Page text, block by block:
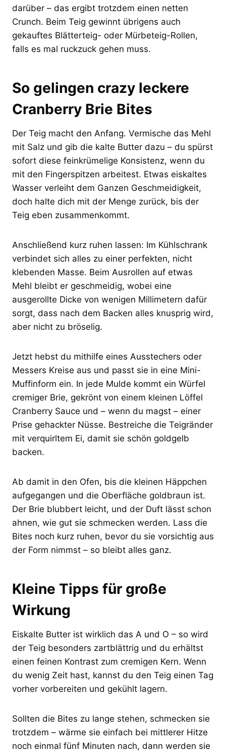
darüber – das ergibt trotzdem einen netten
Crunch. Beim Teig gewinnt übrigens auch
gekauftes Blätterteig- oder Mürbeteig-Rollen,
falls es mal ruckzuck gehen muss.
So gelingen crazy leckere
Cranberry Brie Bites
Der Teig macht den Anfang. Vermische das Mehl
mit Salz und gib die kalte Butter dazu – du spürst
sofort diese feinkrümelige Konsistenz, wenn du
mit den Fingerspitzen arbeitest. Etwas eiskaltes
Wasser verleiht dem Ganzen Geschmeidigkeit,
doch halte dich mit der Menge zurück, bis der
Teig eben zusammenkommt.
Anschließend kurz ruhen lassen: Im Kühlschrank
verbindet sich alles zu einer perfekten, nicht
klebenden Masse. Beim Ausrollen auf etwas
Mehl bleibt er geschmeidig, wobei eine
ausgerollte Dicke von wenigen Millimetern dafür
sorgt, dass nach dem Backen alles knusprig wird,
aber nicht zu bröselig.
Jetzt hebst du mithilfe eines Ausstechers oder
Messers Kreise aus und passt sie in eine Mini-
Muffinform ein. In jede Mulde kommt ein Würfel
cremiger Brie, gekrönt von einem kleinen Löffel
Cranberry Sauce und – wenn du magst – einer
Prise gehackter Nüsse. Bestreiche die Teigränder
mit verquirltem Ei, damit sie schön goldgelb
backen.
Ab damit in den Ofen, bis die kleinen Häppchen
aufgegangen und die Oberfläche goldbraun ist.
Der Brie blubbert leicht, und der Duft lässt schon
ahnen, wie gut sie schmecken werden. Lass die
Bites noch kurz ruhen, bevor du sie vorsichtig aus
der Form nimmst – so bleibt alles ganz.
Kleine Tipps für große
Wirkung
Eiskalte Butter ist wirklich das A und O – so wird
der Teig besonders zartblättrig und du erhältst
einen feinen Kontrast zum cremigen Kern. Wenn
du wenig Zeit hast, kannst du den Teig einen Tag
vorher vorbereiten und gekühlt lagern.
Sollten die Bites zu lange stehen, schmecken sie
trotzdem – wärme sie einfach bei mittlerer Hitze
noch einmal fünf Minuten nach, dann werden sie